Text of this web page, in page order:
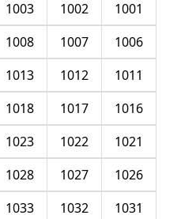
1001
1002
1003
1006
1007
1008
1011
1012
1013
1016
1017
1018
1021
1022
1023
1026
1027
1028
1031
1032
1033